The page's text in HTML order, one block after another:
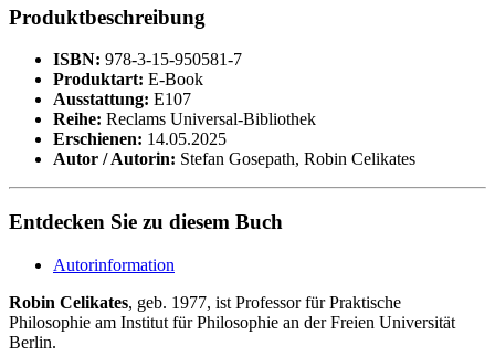
Produktbeschreibung
ISBN: 978-3-15-950581-7
Produktart: E-Book
Ausstattung: E107
Reihe: Reclams Universal-Bibliothek
Erschienen: 14.05.2025
Autor / Autorin: Stefan Gosepath, Robin Celikates
Entdecken Sie zu diesem Buch
Autorinformation
Robin Celikates, geb. 1977, ist Professor für Praktische
Philosophie am Institut für Philosophie an der Freien Universität
Berlin.